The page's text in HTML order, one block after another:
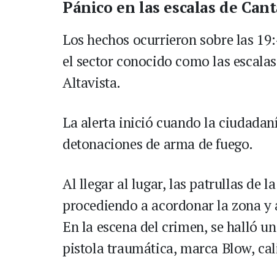
Pánico en las escalas de
Los hechos ocurrieron sobre las
el sector conocido como las
Altavista.
La alerta inició cuando la
detonaciones de arma de fuego.
Al llegar al lugar, las patrullas de
procediendo a acordonar la zona
En la escena del crimen, se halló
pistola traumática, marca Blow,